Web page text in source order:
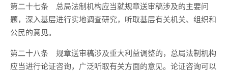
第二十七条 总局法制机构应当就规章送审稿涉及的主要问
题，深入基层进行实地调查研究，听取基层有关机关、组织和
公民的意见。
第二十八条 规章送审稿涉及重大利益调整的，总局法制机构
应当进行论证咨询，广泛听取有关方面的意见。论证咨询可以